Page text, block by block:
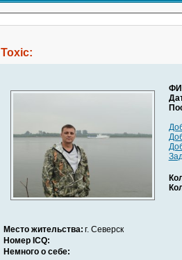
Toxic:
Место жительства: г. Северск
Номер ICQ:
Немного о себе: